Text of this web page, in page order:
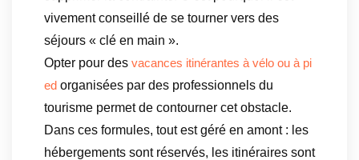
vivement conseillé de se tourner vers des
séjours « clé en main ».
Opter pour des vacances itinérantes à vélo ou à pi
ed organisées par des professionnels du
tourisme permet de contourner cet obstacle.
Dans ces formules, tout est géré en amont : les
hébergements sont réservés, les itinéraires sont